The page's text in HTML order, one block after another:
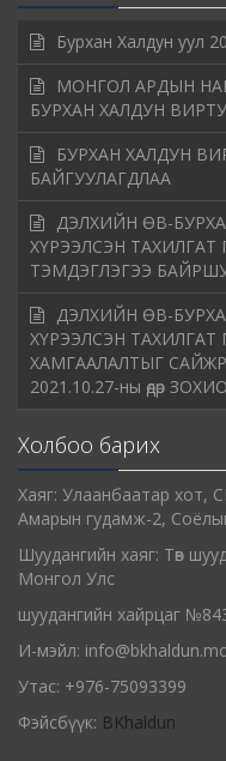
Бурхан Халдун уул
МОНГОЛ АРДЫН
БУРХАН ХАЛДУН
БУРХАН ХАЛДУН
БАЙГУУЛАГДЛАА
ДЭЛХИЙН ӨВ-
ХҮРЭЭЛСЭН
ТЭМДЭГЛЭГЭЭ
ДЭЛХИЙН ӨВ-
ХҮРЭЭЛСЭН ТАХИЛГАТ
ХАМГААЛАЛТЫГ
2021.10.27-ны өдөр
Холбоо барих
Хаяг: Улаанбаатар хот,
Амарын гудамж-2, Соёлын
Шуудангийн хаяг: Төв
Монгол Улс
шуудангийн хайрцаг
И-мэйл:
Утас: +976-75093399
Фэйсбүүк: BKhaldun